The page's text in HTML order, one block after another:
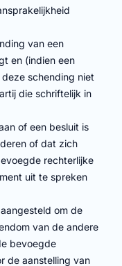
van een
en (indien een
schending niet
die schriftelijk in
of een besluit is
of dat zich
rechterlijke
uit te spreken
om de
van de andere
bevoegde
de aanstelling van